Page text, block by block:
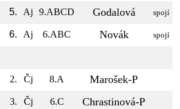
5. Aj 9.ABCD Godalová spojí
6. Aj 6.ABC Novák spojí
2. Čj 8.A Marošek-P
3. Čj 6.C Chrastinová-P